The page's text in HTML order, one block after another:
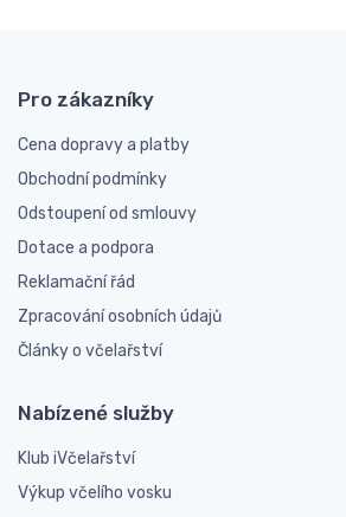
Pro zákazníky
Cena dopravy a platby
Obchodní podmínky
Odstoupení od smlouvy
Dotace a podpora
Reklamační řád
Zpracování osobních údajů
Články o včelařství
Nabízené služby
Klub iVčelařství
Výkup včelího vosku